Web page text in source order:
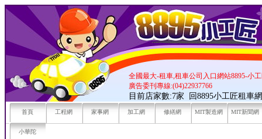
全國最大-租車,租車公司入口網站8895-小
廣告委刊專線:(04)22937766
目前店家數:7家 回8895小工匠租車
首頁 工程網 家事網 加工網 修繕網 MIT製造網 MIT新聞網
小華陀